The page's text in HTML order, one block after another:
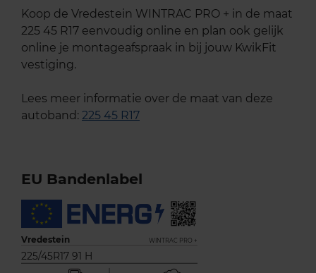
Koop de Vredestein WINTRAC PRO + in de maat
225 45 R17 eenvoudig online en plan ook gelijk
online je montageafspraak in bij jouw KwikFit
vestiging.
Lees meer informatie over de maat van deze
autoband: 225 45 R17
EU Bandenlabel
Vredestein WINTRAC PRO +
225/45R17 91 H